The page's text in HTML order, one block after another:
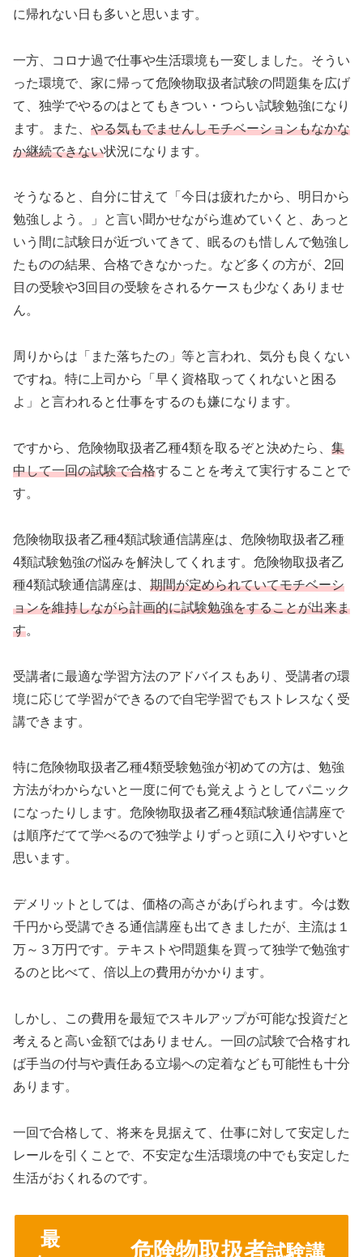
に帰れない日も多いと思います。
一方、コロナ過で仕事や生活環境も一変しました。そうい
った環境で、家に帰って危険物取扱者試験の問題集を広げ
て、独学でやるのはとてもきつい・つらい試験勉強になり
ます。また、 やる気もでませんしモチベーションもなかな
か継続できない状況になります。
そうなると、自分に甘えて「今日は疲れたから、明日から
勉強しよう。」と言い聞かせながら進めていくと、あっと
いう間に試験日が近づいてきて、眠るのも惜しんで勉強し
たものの結果、合格できなかった。など多くの方が、2回
目の受験や3回目の受験をされるケースも少なくありませ
ん。
周りからは「また落ちたの」等と言われ、気分も良くない
ですね。特に上司から「早く資格取ってくれないと困る
よ」と言われると仕事をするのも嫌になります。
ですから、危険物取扱者乙種4類を取るぞと決めたら、 集
中して一回の試験で合格することを考えて実行することで
す。
危険物取扱者乙種4類試験通信講座は、危険物取扱者乙種
4類試験勉強の悩みを解決してくれます。危険物取扱者乙
種4類試験通信講座は、 期間が定められていてモチベーシ
ョンを維持しながら計画的に試験勉強をすることが出来ま
す。
受講者に最適な学習方法のアドバイスもあり、受講者の環
境に応じて学習ができるので自宅学習でもストレスなく受
講できます。
特に危険物取扱者乙種4類受験勉強が初めての方は、勉強
方法がわからないと一度に何でも覚えようとしてパニック
になったりします。危険物取扱者乙種4類試験通信講座で
は順序だてて学べるので独学よりずっと頭に入りやすいと
思います。
デメリットとしては、価格の高さがあげられます。今は数
千円から受講できる通信講座も出てきましたが、主流は１
万～３万円です。テキストや問題集を買って独学で勉強す
るのと比べて、倍以上の費用がかかります。
しかし、この費用を最短でスキルアップが可能な投資だと
考えると高い金額ではありません。一回の試験で合格すれ
ば手当の付与や責任ある立場への定着なども可能性も十分
あります。
一回で合格して、将来を見据えて、仕事に対して安定した
レールを引くことで、不安定な生活環境の中でも安定した
生活がおくれるのです。
最
危険物取扱者試験講